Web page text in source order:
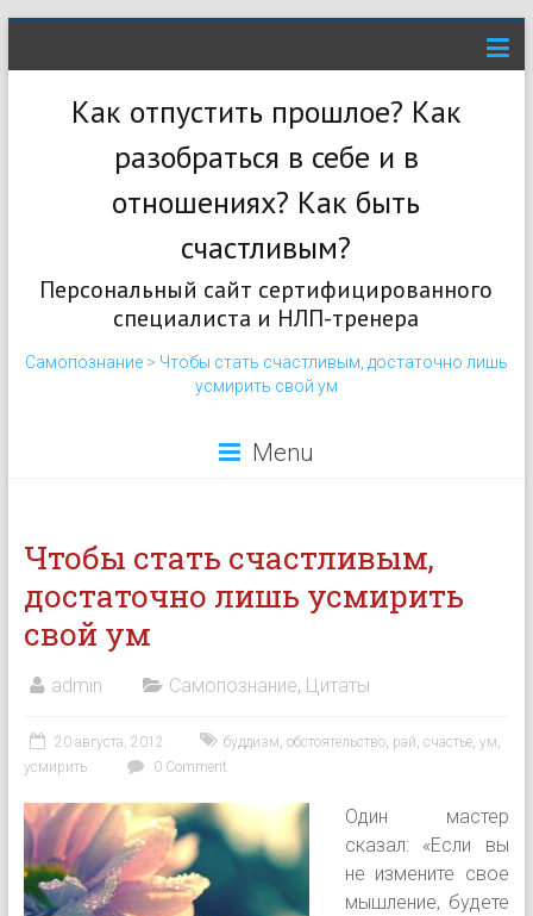
Как отпустить прошлое? Как
разобраться в себе и в
отношениях? Как быть
счастливым?
Персональный сайт сертифицированного
специалиста и НЛП-тренера
Самопознание> Чтобы стать счастливым, достаточно лишь
усмирить свой ум
Menu
Чтобы стать счастливым,
достаточно лишь усмирить
свой ум
admin Самопознание, Цитаты
20 августа, 2012 буддизм, обстоятельство, рай, счастье, ум,
усмирить
0 Comment
Один мастер
сказал: «Если вы
не измените свое
мышление, будете